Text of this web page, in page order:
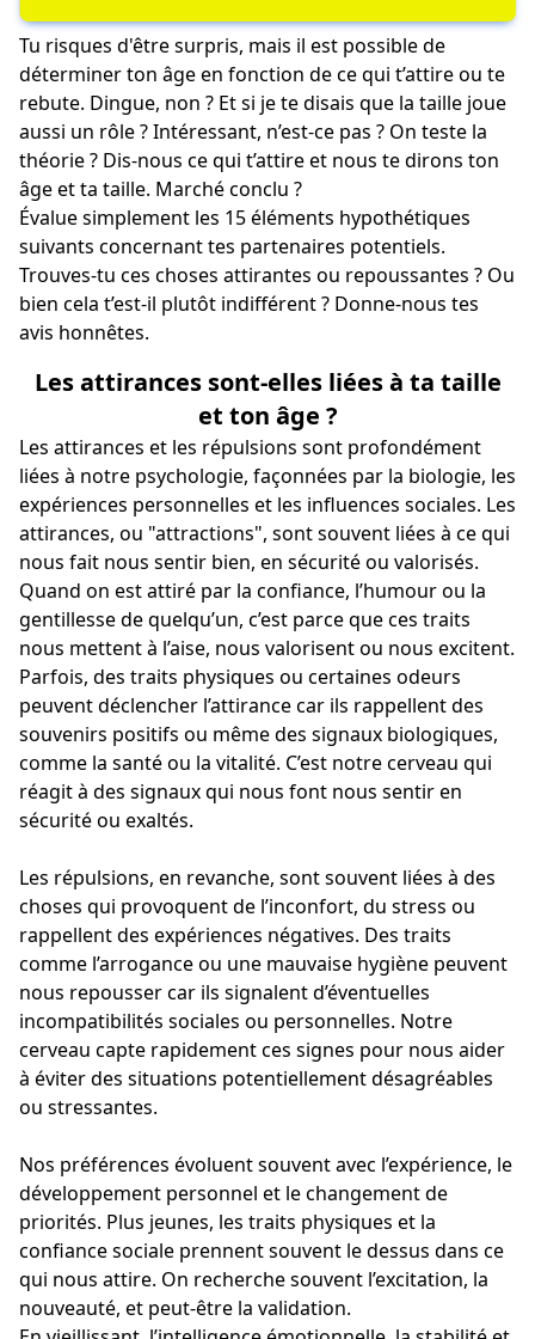
Tu risques d'être surpris, mais il est possible de
déterminer ton âge en fonction de ce qui t’attire ou te
rebute. Dingue, non ? Et si je te disais que la taille joue
aussi un rôle ? Intéressant, n’est-ce pas ? On teste la
théorie ? Dis-nous ce qui t’attire et nous te dirons ton
âge et ta taille. Marché conclu ?
Évalue simplement les 15 éléments hypothétiques
suivants concernant tes partenaires potentiels.
Trouves-tu ces choses attirantes ou repoussantes ? Ou
bien cela t’est-il plutôt indifférent ? Donne-nous tes
avis honnêtes.
Les attirances sont-elles liées à ta taille
et ton âge ?
Les attirances et les répulsions sont profondément
liées à notre psychologie, façonnées par la biologie, les
expériences personnelles et les influences sociales. Les
attirances, ou "attractions", sont souvent liées à ce qui
nous fait nous sentir bien, en sécurité ou valorisés.
Quand on est attiré par la confiance, l’humour ou la
gentillesse de quelqu’un, c’est parce que ces traits
nous mettent à l’aise, nous valorisent ou nous excitent.
Parfois, des traits physiques ou certaines odeurs
peuvent déclencher l’attirance car ils rappellent des
souvenirs positifs ou même des signaux biologiques,
comme la santé ou la vitalité. C’est notre cerveau qui
réagit à des signaux qui nous font nous sentir en
sécurité ou exaltés.
Les répulsions, en revanche, sont souvent liées à des
choses qui provoquent de l’inconfort, du stress ou
rappellent des expériences négatives. Des traits
comme l’arrogance ou une mauvaise hygiène peuvent
nous repousser car ils signalent d’éventuelles
incompatibilités sociales ou personnelles. Notre
cerveau capte rapidement ces signes pour nous aider
à éviter des situations potentiellement désagréables
ou stressantes.
Nos préférences évoluent souvent avec l’expérience, le
développement personnel et le changement de
priorités. Plus jeunes, les traits physiques et la
confiance sociale prennent souvent le dessus dans ce
qui nous attire. On recherche souvent l’excitation, la
nouveauté, et peut-être la validation.